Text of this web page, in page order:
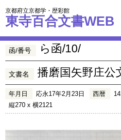
京都府立京都学・歴彩館
東寺百合文書WEB
函/番号 ら函/10/
文書名 播磨国矢野庄公
年月日 応永17年2月23日 西暦
縦270 x 横2121